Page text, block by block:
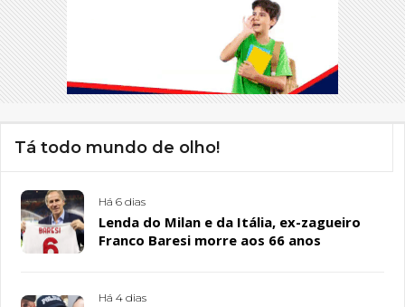
Tá todo mundo de olho!
Há 6 dias
Lenda do Milan e da Itália, ex-zagueiro
Franco Baresi morre aos 66 anos
Há 4 dias